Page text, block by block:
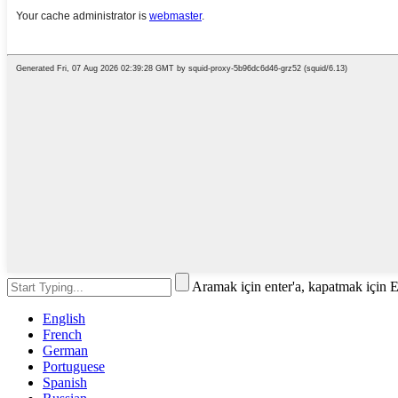
Aramak için enter'a, kapatmak için
English
French
German
Portuguese
Spanish